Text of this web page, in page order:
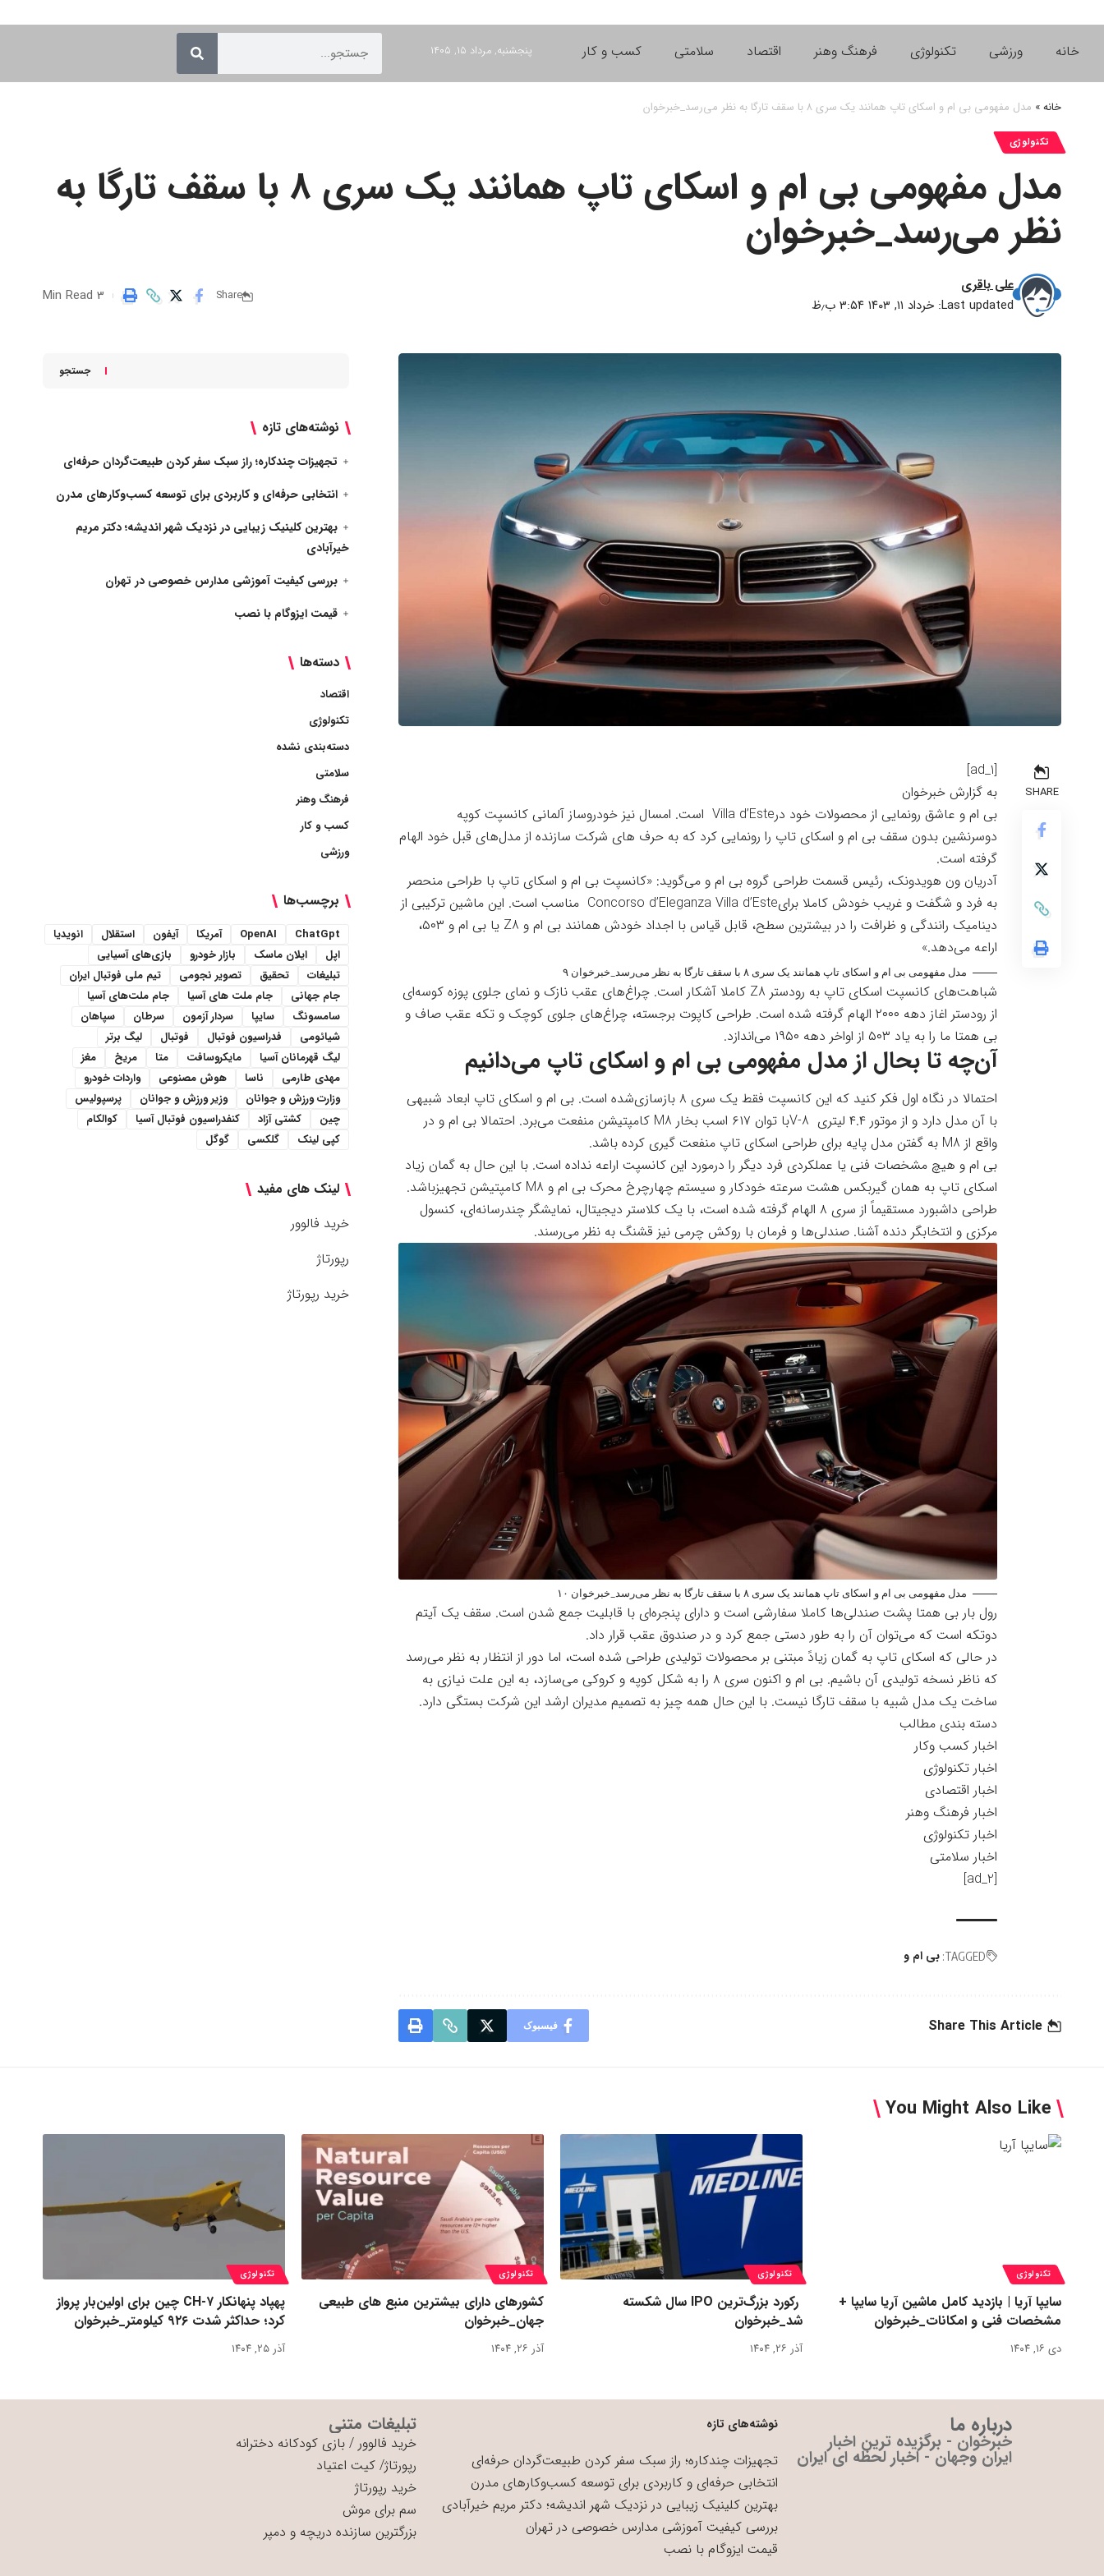
خانه ورزشی تکنولوژی فرهنگ وهنر اقتصاد سلامتی کسب و کار پنجشنبه, مرداد ۱۵, ۱۴۰۵
خانه» مدل مفهومی بی ام و اسکای تاپ همانند یک سری ۸ با سقف تارگا به نظر می‌رسد_خبرخوان
تکنولوژی
مدل مفهومی بی ام و اسکای تاپ همانند یک سری ۸ با سقف تارگا به
نظر می‌رسد_خبرخوان
Last updated: خرداد ۱۱, ۱۴۰۳ ۳:۵۴ ب٫ظ
علی باقری
Share
3 Min Read
SHARE
[ad_1]
به گزارش خبرخوان
بی ام و عاشق رونمایی از محصولات خود درVilla d’Este است. امسال نیز خودروساز آلمانی کانسپت کوپه
دوسرنشین بدون سقف بی ام و اسکای تاپ را رونمایی کرد که به حرف های شرکت سازنده از مدل‌های قبل خود الهام
گرفته است.
آدریان ون هویدونک، رئیس قسمت طراحی گروه بی ام و می‌گوید: «کانسپت بی ام و اسکای تاپ با طراحی منحصر
به فرد و شگفت و غریب خودش کاملا برایConcorso d’Eleganza Villa d’Este مناسب است. این ماشین ترکیبی از
دینامیک رانندگی و ظرافت را در بیشترین سطح، قابل قیاس با اجداد خودش همانند بی ام و Z8 یا بی ام و ۵۰۳،
اراعه می‌دهد.»
مدل مفهومی بی ام و اسکای تاپ همانند یک سری ۸ با سقف تارگا به نظر می‌رسد_خبرخوان ۹
شباهت‌های کانسپت اسکای تاپ به رودستر Z8 کاملا آشکار است. چراغ‌های عقب نازک و نمای جلوی پوزه کوسه‌ای
از رودستر اغاز دهه ۲۰۰۰ الهام گرفته شده است. طراحی کاپوت برجسته، چراغ‌های جلوی کوچک و تکه عقب صاف و
بی همتا ما را به یاد ۵۰۳ از اواخر دهه ۱۹۵۰ می‌اندازد.
آن‌چه تا بحال از مدل مفهومی بی ام و اسکای تاپ می‌دانیم
احتمالا در نگاه اول فکر کنید که این کانسپت فقط یک سری ۸ بازسازی‌شده است. بی ام و اسکای تاپ ابعاد شبیهی
با آن مدل دارد و از موتور ۴.۴ لیتری V-8با توان ۶۱۷ اسب بخار M8 کامپتیشن منفعت می‌برد. احتمالا بی ام و در
واقع از M8 به گفتن مدل پایه برای طراحی اسکای تاپ منفعت گیری کرده باشد.
بی ام و هیچ مشخصات فنی یا عملکردی فرد دیگر را درمورد این کانسپت اراعه نداده است. با این حال به گمان زیاد
اسکای تاپ به همان گیربکس هشت سرعته خودکار و سیستم چهارچرخ محرک بی ام و M8 کامپتیشن تجهیزباشد.
طراحی داشبورد مستقیماً از سری ۸ الهام گرفته شده است، با یک کلاستر دیجیتال، نمایشگر چندرسانه‌ای، کنسول
مرکزی و انتخابگر دنده آشنا. صندلی‌ها و فرمان با روکش چرمی نیز قشنگ به نظر می‌رسند.
مدل مفهومی بی ام و اسکای تاپ همانند یک سری ۸ با سقف تارگا به نظر می‌رسد_خبرخوان ۱۰
رول بار بی همتا پشت صندلی‌ها کاملا سفارشی است و دارای پنجره‌ای با قابلیت جمع شدن است. سقف یک آیتم
دوتکه است که می‌توان آن را به طور دستی جمع کرد و در صندوق عقب قرار داد.
در حالی که اسکای تاپ به گمان زیادً مبتنی بر محصولات تولیدی طراحی شده است، اما دور از انتظار به نظر می‌رسد
که ناظر نسخه تولیدی آن باشیم. بی ام و اکنون سری ۸ را به شکل کوپه و کروکی می‌سازد، به این علت نیازی به
ساخت یک مدل شبیه با سقف تارگا نیست. با این حال همه چیز به تصمیم مدیران ارشد این شرکت بستگی دارد.
دسته بندی مطالب
اخبار کسب وکار
اخبار تکنولوژی
اخبار اقتصادی
اخبار فرهنگ وهنر
اخبار تکنولوژی
اخبار سلامتی
[ad_2]
TAGGED: بی ام و
Share This Article فیسبوک
جستجو
نوشته‌های تازه
تجهیزات چندکاره؛ راز سبک سفر کردن طبیعت‌گردان حرفه‌ای
انتخابی حرفه‌ای و کاربردی برای توسعه کسب‌وکارهای مدرن
بهترین کلینیک زیبایی در نزدیک شهر اندیشه؛ دکتر مریم
خیرآبادی
بررسی کیفیت آموزشی مدارس خصوصی در تهران
قیمت ایزوگام با نصب
دسته‌ها
اقتصاد
تکنولوژی
دسته‌بندی نشده
سلامتی
فرهنگ وهنر
کسب و کار
ورزشی
برچسب‌ها
ChatGpt
OpenAI آمریکا آیفون استقلال
انویدیا
اپل
ایلان ماسک بازار خودرو
بازی‌های آسیایی
تبلیغات
تحقیق تصویر نجومی
تیم ملی فوتبال ایران
جام جهانی
جام ملت های آسیا
جام ملت‌های آسیا
سامسونگ
سایپا سردار آزمون سرطان
سپاهان
شیائومی
فدراسیون فوتبال فوتبال
لیگ برتر
لیگ قهرمانان آسیا
مایکروسافت متا مریخ
مغز
مهدی طارمی
ناسا هوش مصنوعی
واردات خودرو
وزارت ورزش و جوانان
وزیر ورزش و جوانان
پرسپولیس
چین
کشتی آزاد کنفدراسیون فوتبال آسیا
کوالکام
کپی لینک
گلکسی گوگل
لینک های مفید
خرید فالوور
رپورتاژ
خرید رپورتاژ
You Might Also Like
تکنولوژی
سایپا آریا | بازدید کامل ماشین آریا سایپا +
مشخصات فنی و امکانات_خبرخوان
دی ۱۶, ۱۴۰۴
تکنولوژی
رکورد بزرگ‌ترین IPO سال شکسته
شد_خبرخوان
آذر ۲۶, ۱۴۰۴
تکنولوژی
کشورهای دارای بیشترین منبع های طبیعی
جهان_خبرخوان
آذر ۲۶, ۱۴۰۴
تکنولوژی
پهپاد پنهانکار CH-۷ چین برای اولین‌بار پرواز
کرد؛ حداکثر شدت ۹۲۶ کیلومتر_خبرخوان
آذر ۲۵, ۱۴۰۴
درباره ما
خبرخوان - برگزیده ترین اخبار
ایران وجهان - اخبار لحظه ای ایران
نوشته‌های تازه
تجهیزات چندکاره؛ راز سبک سفر کردن طبیعت‌گردان حرفه‌ای
انتخابی حرفه‌ای و کاربردی برای توسعه کسب‌وکارهای مدرن
بهترین کلینیک زیبایی در نزدیک شهر اندیشه؛ دکتر مریم خیرآبادی
بررسی کیفیت آموزشی مدارس خصوصی در تهران
قیمت ایزوگام با نصب
تبلیغات متنی
خرید فالوور /بازی کودکانه دخترانه
رپورتاژ/کیت اعتیاد
خرید رپورتاژ
سم برای موش
بزرگترین سازنده دریچه و دمپر